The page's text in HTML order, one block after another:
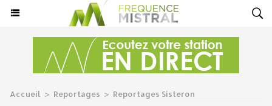
Accueil > Reportages > Reportages Sisteron